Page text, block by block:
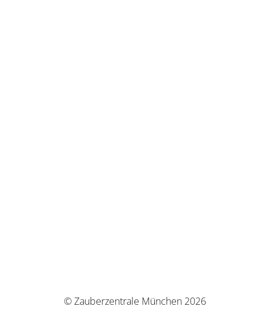
© Zauberzentrale München 2026